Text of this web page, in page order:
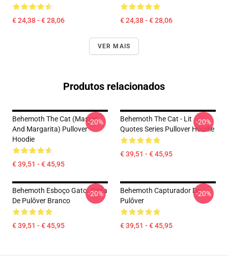
€ 24,38 - € 28,06 € 24,38 - € 28,06
VER MAIS
Produtos relacionados
Behemoth The Cat (Master
And Margarita) Pullover
Hoodie
€ 39,51 - € 45,95
-20%
Behemoth The Cat - Lit
Quotes Series Pullover Hoodie
€ 39,51 - € 45,95
-20%
Behemoth Esboço Gato. Capa
De Pulôver Branco
€ 39,51 - € 45,95
-20%
Behemoth Capturador De
Pulôver
€ 39,51 - € 45,95
-20%